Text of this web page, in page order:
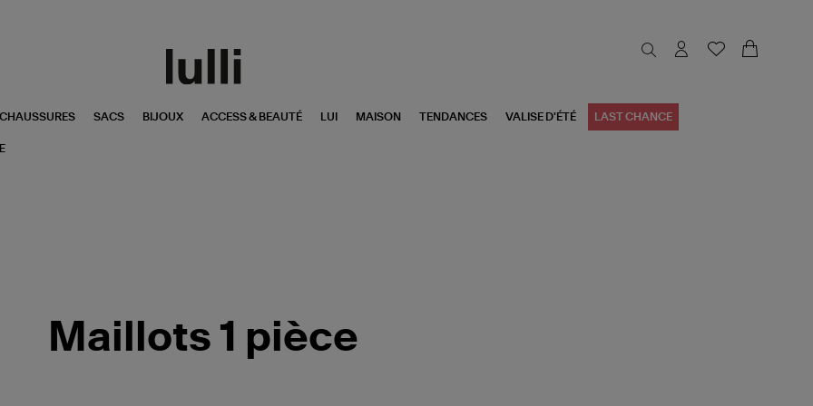
CHAUSSURES SACS BIJOUX ACCESS & BEAUTÉ LUI MAISON TENDANCES VALISE D'ÉTÉ LAST CHANCE
Maillots 1 pièce